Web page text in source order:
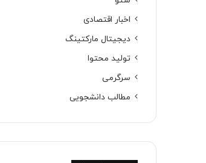
اخبار اقتصادی
دیجیتال مارکتینگ
تولید محتوا
سرگرمی
مطالب دانشجویی